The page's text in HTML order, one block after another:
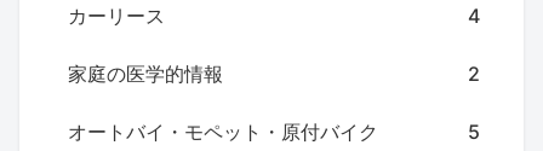
カーリース 4
家庭の医学的情報 2
オートバイ・モペット・原付バイク 5